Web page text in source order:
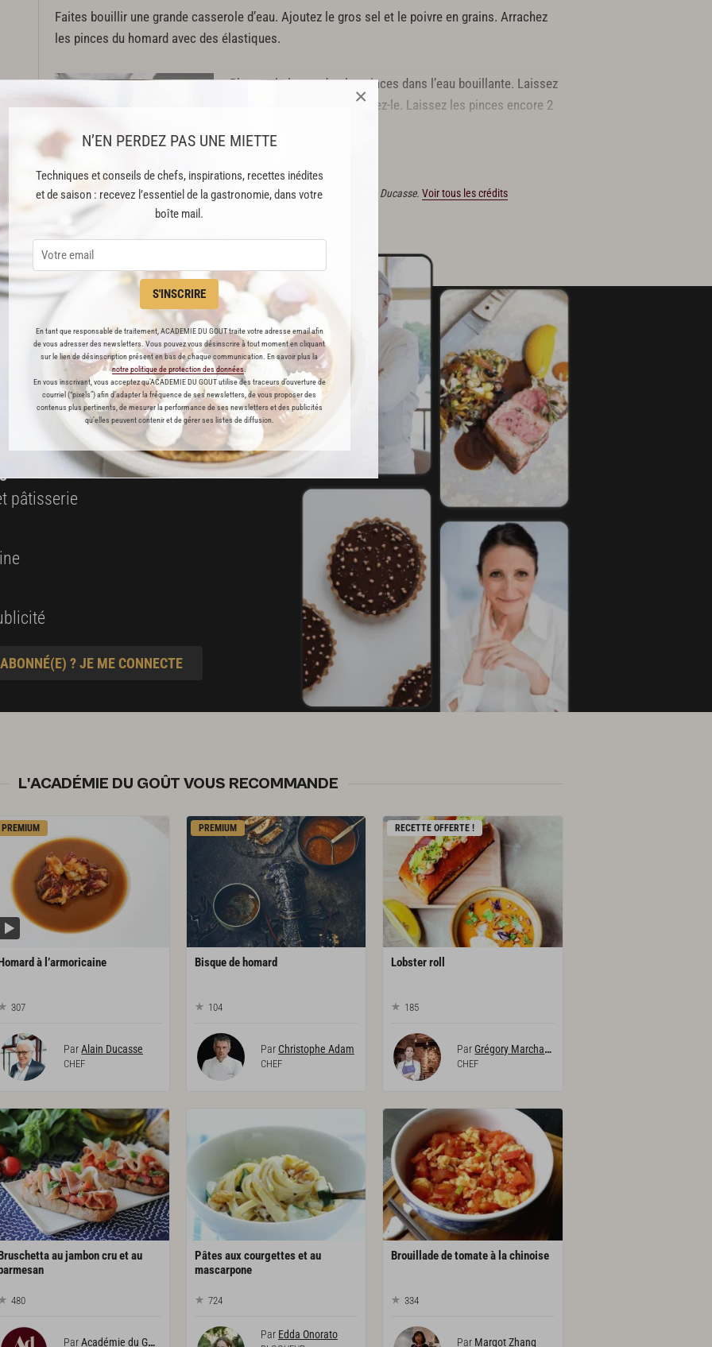
N’EN PERDEZ PAS UNE MIETTE
Techniques et conseils de chefs, inspirations, recettes inédites
et de saison : recevez l’essentiel de la gastronomie, dans votre
boîte mail.
S'INSCRIRE
En tant que responsable de traitement, ACADEMIE DU GOUT traite votre adresse email afin
de vous adresser des newsletters. Vous pouvez vous désinscrire à tout moment en cliquant
sur le lien de désinscription présent en bas de chaque communication. En savoir plus la
notre politique de protection des données.
En vous inscrivant, vous acceptez qu'ACADEMIE DU GOUT utilise des traceurs d’ouverture de
courriel (“pixels”) afin d’adapter la fréquence de ses newsletters, de vous proposer des
contenus plus pertinents, de mesurer la performance de ses newsletters et des publicités
qu’elles peuvent contenir et de gérer ses listes de diffusion.
×
Faites bouillir une grande casserole d’eau. Ajoutez le gros sel et le poivre en grains. Arrachez
les pinces du homard avec des élastiques.
Plongez le homard et les pinces dans l’eau bouillante. Laissez
cuire le corps 4 min. Égouttez-le. Laissez les pinces encore 2
Cette recette est issue du livre "190 cours illustrés" publié aux Éditions Alain Ducasse. Voir tous les crédits
Cette recette est réservée aux abonnés Premium
PREMIUM
ACCESSIBLE !
pâtisserie
? JE ME CONNECTE
L'ACADÉMIE DU GOÛT VOUS RECOMMANDE
PREMIUM
à l’armoricaine
307
ParAlain Ducasse
CHEF
PREMIUM
Bisquede homard
104
Par Christophe Adam
CHEF
RECETTE OFFERTE !
Lobsterroll
185
ParGrégory Marchand
CHEF
au jambon cru et au
480
ParAcadémie du Goût
Pâtes aux courgettes et au
mascarpone
724
Par Edda Onorato
Brouilladedetomateà lachinoise
334
Par Margot Zhang